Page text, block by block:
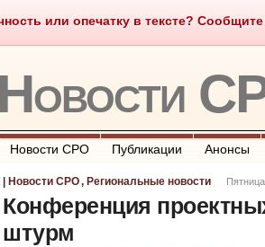
или опечатку в тексте?
Саморегулирование Что такое СРО О
Новости
Новости СРО Публикации Анонсы
Новости СРО, Региональные новости
Конференция
штурм